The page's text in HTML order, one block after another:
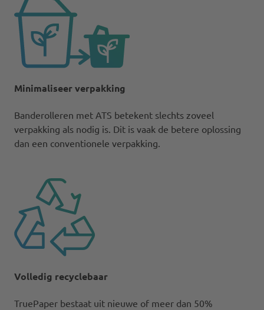
Minimaliseer verpakking
Banderolleren met ATS betekent slechts zoveel
verpakking als nodig is. Dit is vaak de betere oplossing
dan een conventionele verpakking.​
Volledig recyclebaar
TruePaper bestaat uit nieuwe of meer dan 50%